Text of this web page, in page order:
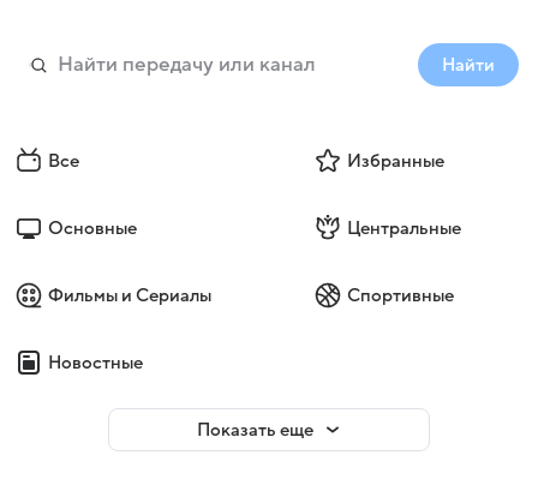
Найти
Все Избранные
Основные Центральные
Фильмы и Сериалы Спортивные
Новостные
Показать еще